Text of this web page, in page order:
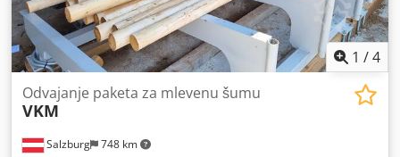
1 /4
Salzburg 748 km
Odvajanje paketa za mlevenu šumu
VKM